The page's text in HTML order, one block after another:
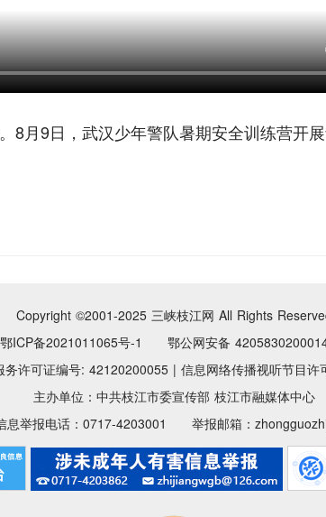
8月9日，武汉少年警队暑期安全训练营开
Copyright ©2001-2025 三峡枝江网 All Rights
鄂ICP备2021011065号-1 鄂公网安备
务许可证编号: 42120200055 | 信息网络传播视听节目
主办单位：中共枝江市委宣传部 枝江市融媒体中心
息举报电话：0717-4203001 举报邮箱：